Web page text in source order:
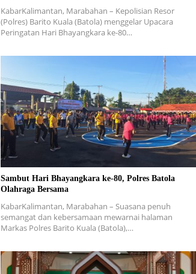
KabarKalimantan, Marabahan – Kepolisian Resor
(Polres) Barito Kuala (Batola) menggelar Upacara
Peringatan Hari Bhayangkara ke-80…
Sambut Hari Bhayangkara ke-80, Polres Batola
Olahraga Bersama
KabarKalimantan, Marabahan – Suasana penuh
semangat dan kebersamaan mewarnai halaman
Markas Polres Barito Kuala (Batola),…